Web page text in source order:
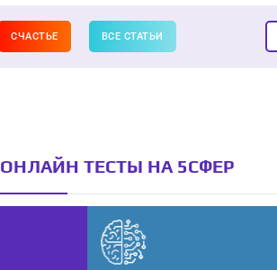
СЧАСТЬЕ ВСЕ СТАТЬИ
ОНЛАЙН ТЕСТЫ НА 5СФЕР